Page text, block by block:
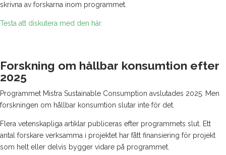
skrivna av forskarna inom programmet.
Testa att diskutera med den här.
Forskning om hållbar konsumtion efter
2025
Programmet Mistra Sustainable Consumption avslutades 2025. Men
forskningen om hållbar konsumtion slutar inte för det.
Flera vetenskapliga artiklar publiceras efter programmets slut. Ett
antal forskare verksamma i projektet har fått finansiering för projekt
som helt eller delvis bygger vidare på programmet.